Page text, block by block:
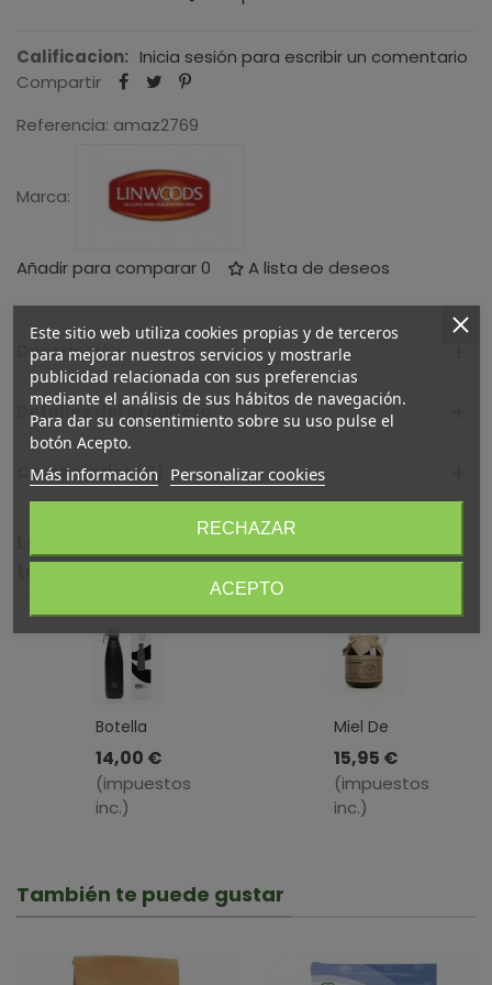
Calificacion: Inicia sesión para escribir un comentario
Compartir
Referencia: amaz2769
Marca:
Añadir para comparar0 A lista de deseos
Descripción
Detalles del producto
Comentarios (0)
Los clientes que compraron este producto
también compraron:
Botella
De
Agua
Reutilizable
De
Negro ·
BBO
500 Ml
14,00 €
(impuestos
inc.)
Miel De
Roble ·
El
Mielero
De
15,95 €
(impuestos
inc.)
También te puede gustar
Este sitio web utiliza cookies propias y de terceros
para mejorar nuestros servicios y mostrarle
publicidad relacionada con sus preferencias
mediante el análisis de sus hábitos de navegación.
Para dar su consentimiento sobre su uso pulse el
botón Acepto.
Más información Personalizar cookies
RECHAZAR
ACEPTO